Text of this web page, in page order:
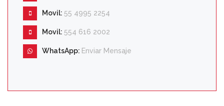
Movil: 55 4995 2254
Movil: 554 616 2002
WhatsApp: Enviar Mensaje